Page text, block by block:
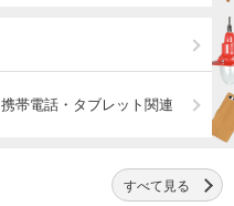
携帯電話・タブレット関連
すべて見る